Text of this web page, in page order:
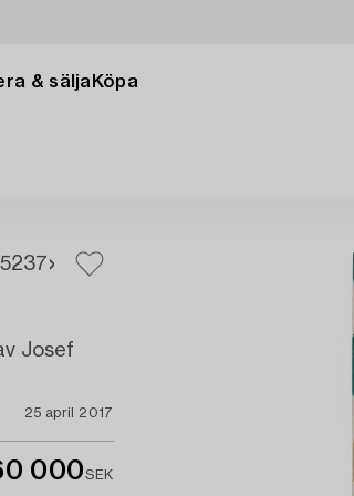
& sälja Köpa
237
Josef
25 april 2017
000SEK